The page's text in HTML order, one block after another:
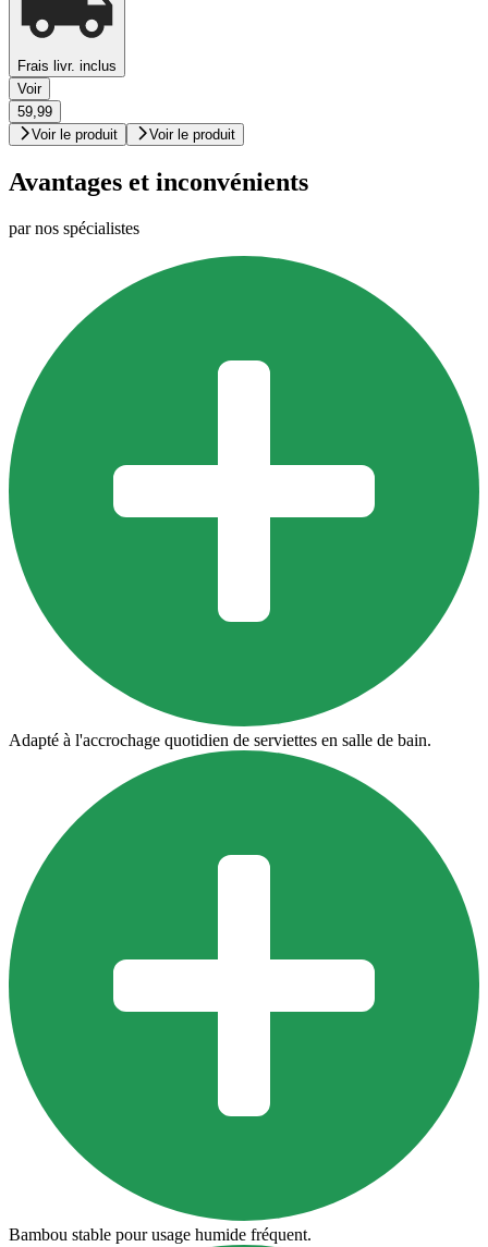
Frais livr. inclus
Voir
59,99
Voir le produit
Voir le produit
Avantages et inconvénients
par nos spécialistes
Adapté à l'accrochage quotidien de serviettes en salle de bain.
Bambou stable pour usage humide fréquent.